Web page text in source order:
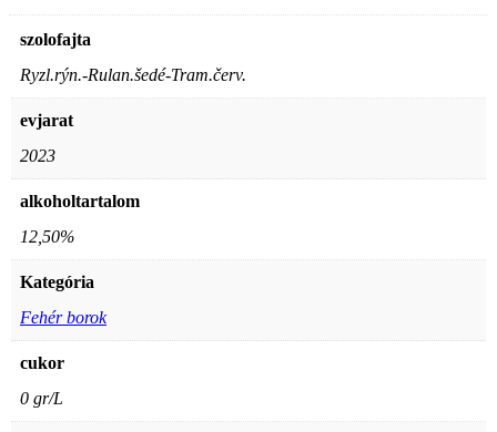
szolofajta
Ryzl.rýn.-Rulan.šedé-Tram.červ.
evjarat
2023
alkoholtartalom
12,50%
Kategória
Fehér borok
cukor
0 gr/L